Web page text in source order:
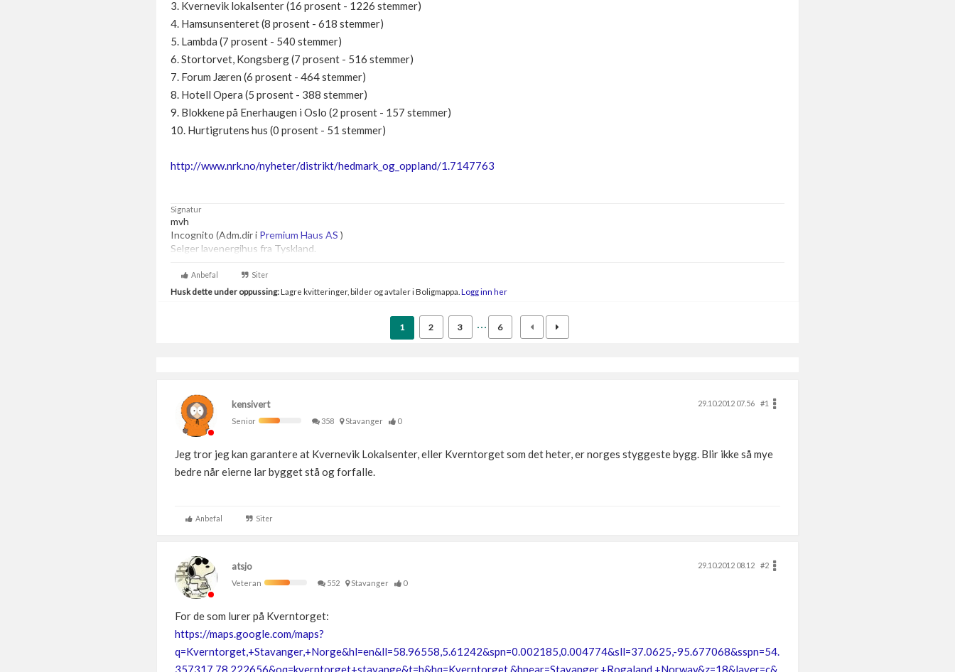
3. Kvernevik lokalsenter (16 prosent - 1226 stemmer)
4. Hamsunsenteret (8 prosent - 618 stemmer)
5. Lambda (7 prosent - 540 stemmer)
6. Stortorvet, Kongsberg (7 prosent - 516 stemmer)
7. Forum Jæren (6 prosent - 464 stemmer)
8. Hotell Opera (5 prosent - 388 stemmer)
9. Blokkene på Enerhaugen i Oslo (2 prosent - 157 stemmer)
10. Hurtigrutens hus (0 prosent - 51 stemmer)
http://www.nrk.no/nyheter/distrikt/hedmark_og_oppland/1.7147763
Signatur
mvh
Incognito (Adm.dir i Premium Haus AS )
Selger lavenergihus fra Tyskland.
Anbefal Siter
Husk dette under oppussing:Lagre kvitteringer, bilder og avtaler i Boligmappa. Logg inn her
1 2 3 6
kensivert 29.10.2012 07.56
#1
Senior
358 Stavanger 0
Jeg tror jeg kan garantere at Kvernevik Lokalsenter, eller Kverntorget som det heter, er norges styggeste bygg. Blir ikke så mye
bedre når eierne lar bygget stå og forfalle.
Anbefal Siter
atsjo 29.10.2012 08.12
#2
Veteran
552 Stavanger 0
For de som lurer på Kverntorget:
https://maps.google.com/maps?
q=Kverntorget,+Stavanger,+Norge&hl=en&ll=58.96558,5.61242&spn=0.002185,0.004774&sll=37.0625,-95.677068&sspn=54.
357317,78.222656&oq=kverntorget+stavange&t=h&hq=Kverntorget,&hnear=Stavanger,+Rogaland,+Norway&z=18&layer=c&